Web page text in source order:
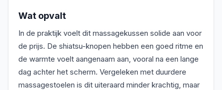
Wat opvalt
In de praktijk voelt dit massagekussen solide aan voor
de prijs. De shiatsu-knopen hebben een goed ritme en
de warmte voelt aangenaam aan, vooral na een lange
dag achter het scherm. Vergeleken met duurdere
massagestoelen is dit uiteraard minder krachtig, maar